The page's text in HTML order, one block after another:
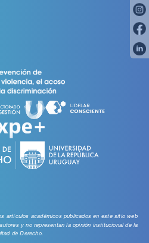
artículos académicos publicados en este sitio web
y no representan la opinión institucional de la
de Derecho.